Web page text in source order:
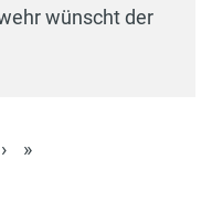
wünscht der
› »